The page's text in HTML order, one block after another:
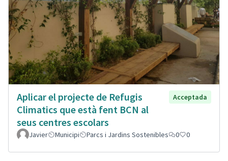
Aplicar el projecte de Refugis
Climatics que està fent BCN al
seus centres escolars
Acceptada
Javier Municipi Parcs i Jardins Sostenibles 0 0